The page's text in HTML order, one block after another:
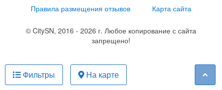
Фильтры На карте
Правила размещения отзывов
Карта сайта
© CitySN, 2016 - 2026 г. Любое копирование с сайта
запрещено!